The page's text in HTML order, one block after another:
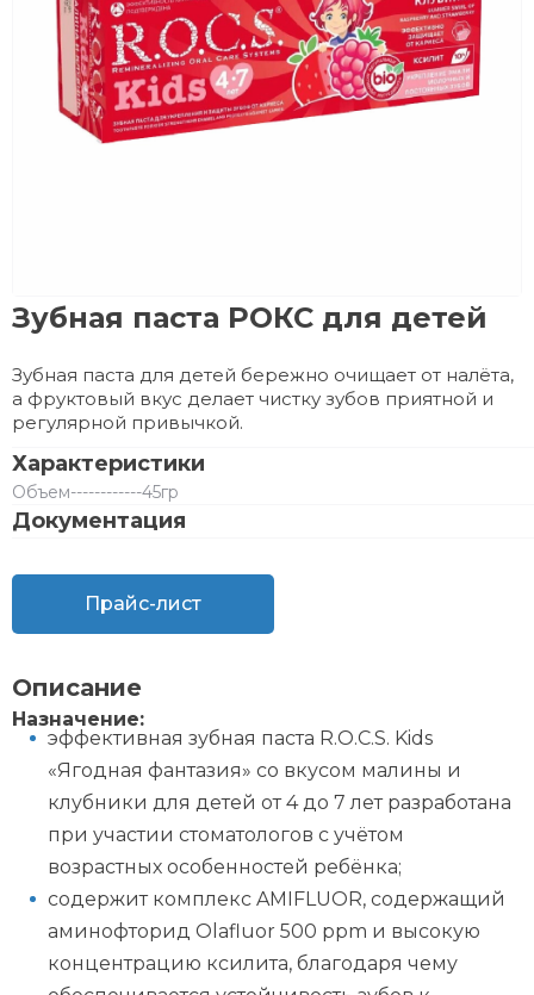
Зубная паста РОКС для детей
Зубная паста для детей бережно очищает от налёта,
а фруктовый вкус делает чистку зубов приятной и
регулярной привычкой.
Характеристики
Объем------------45гр
Документация
Прайс-лист
Описание
Назначение:
эффективная зубная паста R.O.C.S. Kids
«Ягодная фантазия» со вкусом малины и
клубники для детей от 4 до 7 лет разработана
при участии стоматологов с учётом
возрастных особенностей ребёнка;
содержит комплекс AMIFLUOR, содержащий
аминофторид Olafluor 500 ppm и высокую
концентрацию ксилита, благодаря чему